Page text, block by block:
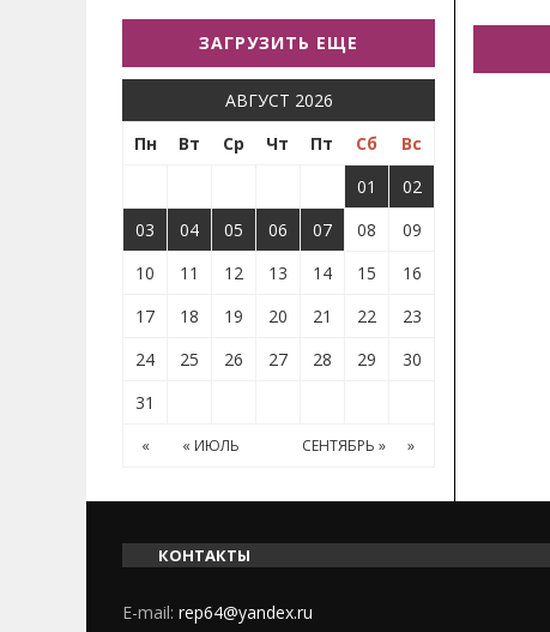
ЗАГРУЗИТЬ ЕЩЕ
АВГУСТ 2026
Пн
Вт Ср Чт Пт Сб
Вс
01
02
03
04 05 06 07 08
09
10
11 12 13 14 15
16
17
18 19 20 21 22
23
24
25 26 27 28 29
30
31
« « ИЮЛЬ СЕНТЯБРЬ » »
КОНТАКТЫ
E-mail: rep64@yandex.ru